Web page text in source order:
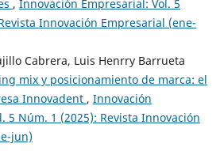
, Innovación Empresarial: Vol. 5
Innovación Empresarial (ene-
Cabrera, Luis Henrry Barrueta
mix y posicionamiento de marca: el
Innovadent , Innovación
5 Núm. 1 (2025): Revista Innovación
jun)